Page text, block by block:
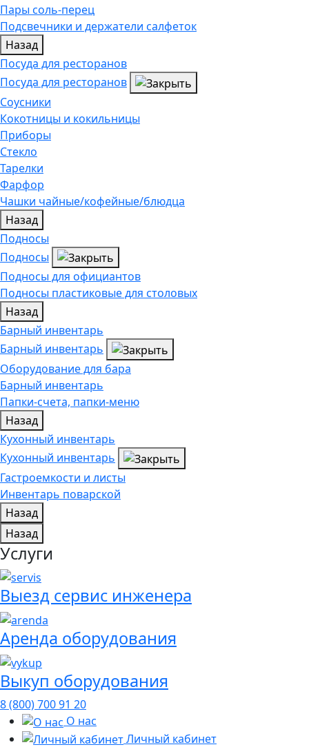
Пары соль-перец
Подсвечники и держатели салфеток
Назад
Посуда для ресторанов
Посуда для ресторанов
Соусники
Кокотницы и кокильницы
Приборы
Стекло
Тарелки
Фарфор
Чашки чайные/кофейные/блюдца
Назад
Подносы
Подносы
Подносы для официантов
Подносы пластиковые для столовых
Назад
Барный инвентарь
Барный инвентарь
Оборудование для бара
Барный инвентарь
Папки-счета, папки-меню
Назад
Кухонный инвентарь
Кухонный инвентарь
Гастроемкости и листы
Инвентарь поварской
Назад
Назад
Услуги
Выезд сервис инженера
Аренда оборудования
Выкуп оборудования
8 (800) 700 91 20
О нас
Личный кабинет